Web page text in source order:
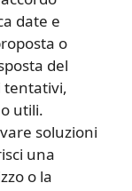
date e
o
del
tentativi,
utili.
soluzioni
una
o la